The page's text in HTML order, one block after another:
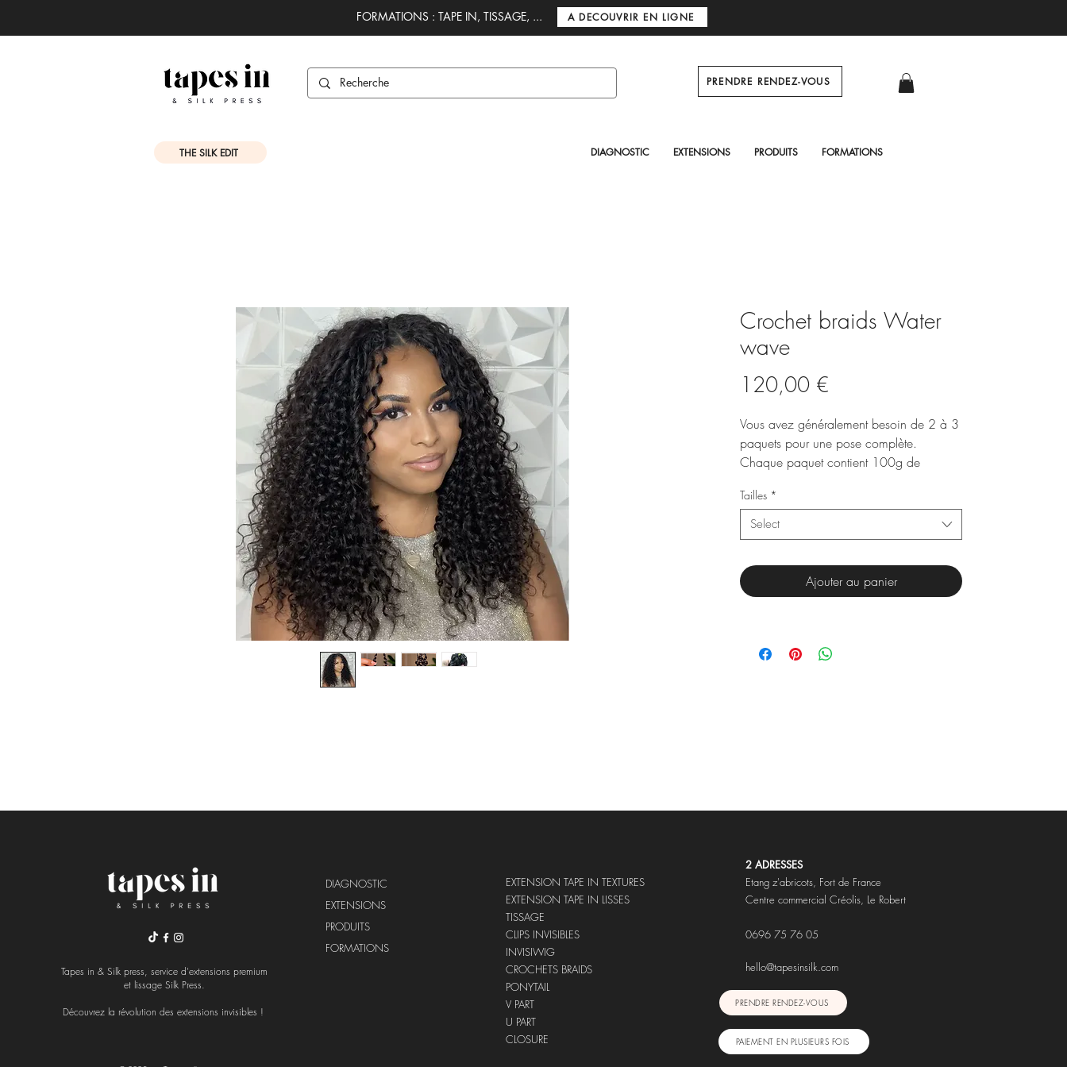
FORMATIONS : TAPE IN, TISSAGE, ... A DECOUVRIR EN LIGNE
THE SILK EDIT
PRENDRE RENDEZ-VOUS Log In
DIAGNOSTIC EXTENSIONS PRODUITS FORMATIONS
Crochet braids Water
wave
120,00 €
Vous avez généralement besoin de 2 à 3
paquets pour une pose complète.
Chaque paquet contient 100g de
Tailles *
Select
Ajouter au panier
Tapes in & Silk press, service d'extensions premium
et lissage Silk Press.
Découvrez la révolution des extensions invisibles !
DIAGNOSTIC
EXTENSIONS
PRODUITS
FORMATIONS
EXTENSION TAPE IN TEXTURES
EXTENSION TAPE IN LISSES
TISSAGE
CLIPS INVISIBLES
INVISIWIG
CROCHETS BRAIDS
PONYTAIL
V PART ​
U PART
​CLOSURE
2 ADRESSES
Etang z'abricots, Fort de France
Centre commercial Créolis, Le Robert
0696 75 76 05
hello@tapesinsilk.com
PRENDRE RENDEZ-VOUS
PAIEMENT EN PLUSIEURS FOIS